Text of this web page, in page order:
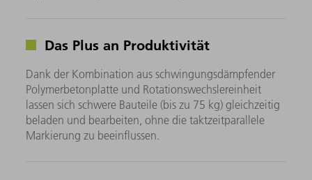
Das Plus an Produktivität
Dank der Kombination aus schwingungsdämpfender
Polymerbetonplatte und Rotationswechslereinheit
lassen sich schwere Bauteile (bis zu 75 kg) gleichzeitig
beladen und bearbeiten, ohne die taktzeitparallele
Markierung zu beeinflussen.